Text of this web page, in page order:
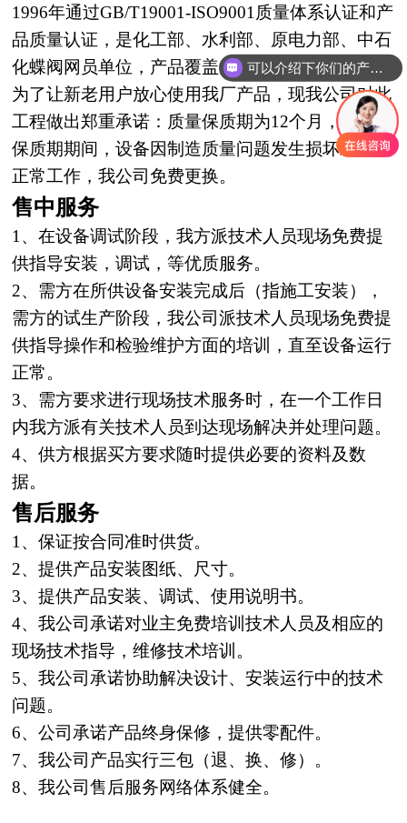
1996年通过GB/T19001-ISO9001质量体系认证和产
品质量认证，是化工部、水利部、原电力部、中石
化蝶阀网员单位，产品覆盖全国，远销世界各地，
为了让新老用户放心使用我厂产品，现我公司对此
工程做出郑重承诺 ： 质量保质期为12个月，在质量
保质期期间，设备因制造质量问题发生损坏或不能
正常工作，我公司免费更换。
售中服务
1、在设备调试阶段，我方派技术人员现场免费提
供指导安装，调试，等优质服务。
2、需方在所供设备安装完成后（指施工安装），
需方的试生产阶段，我公司派技术人 员现场免费提
供指导操作和检验维护方面的培训，直至设备运行
正常。
3、需方要求进行现场技术服务时，在一个工作日
内我方派有关技术人员到达现场解决并处理问题。
4、供方根据买方要求随时提供必要的资料及数
据。
售后服务
1、保证按合同准时供货。
2、提供产品安装图纸、尺寸。
3、提供产品安装、调试、使用说明书。
4、我公司承诺对业主免费培训技术人员及相应的
现场技术指导，维修技术培训。
5、我公司承诺协助解决设计、安装运行中的技术
问题。
6、公司承诺产品终身保修，提供零配件。
7、我公司产品实行三包（退、换、修）。
8、我公司售后服务网络体系健全。
可以介绍下你们的产品么？